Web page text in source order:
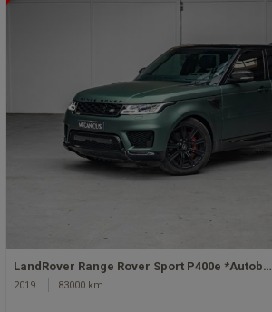
LandRover Range Rover Sport P400e *Autob…
2019 83000 km